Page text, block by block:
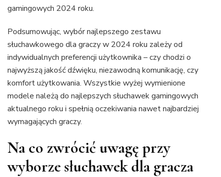
gamingowych 2024 roku.
Podsumowując, wybór najlepszego zestawu
słuchawkowego dla graczy w 2024 roku zależy od
indywidualnych preferencji użytkownika – czy chodzi o
najwyższą jakość dźwięku, niezawodną komunikację, czy
komfort użytkowania. Wszystkie wyżej wymienione
modele należą do najlepszych słuchawek gamingowych
aktualnego roku i spełnią oczekiwania nawet najbardziej
wymagających graczy.
Na co zwrócić uwagę przy
wyborze słuchawek dla gracza